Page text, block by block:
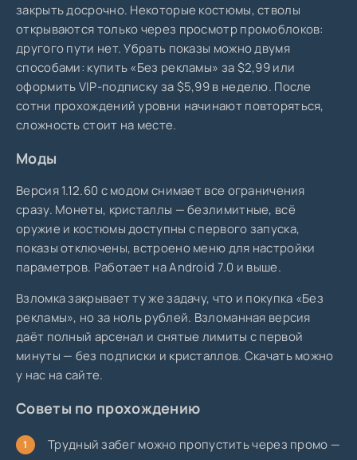
закрыть досрочно. Некоторые костюмы, стволы
открываются только через просмотр промоблоков:
другого пути нет. Убрать показы можно двумя
способами: купить «Без рекламы» за $2,99 или
оформить VIP-подписку за $5,99 в неделю. После
сотни прохождений уровни начинают повторяться,
сложность стоит на месте.
Моды
Версия 1.12.60 с модом снимает все ограничения
сразу. Монеты, кристаллы — безлимитные, всё
оружие и костюмы доступны с первого запуска,
показы отключены, встроено меню для настройки
параметров. Работает на Android 7.0 и выше.
Взломка закрывает ту же задачу, что и покупка «Без
рекламы», но за ноль рублей. Взломанная версия
даёт полный арсенал и снятые лимиты с первой
минуты — без подписки и кристаллов. Скачать можно
у нас на сайте.
Советы по прохождению
Трудный забег можно пропустить через промо —